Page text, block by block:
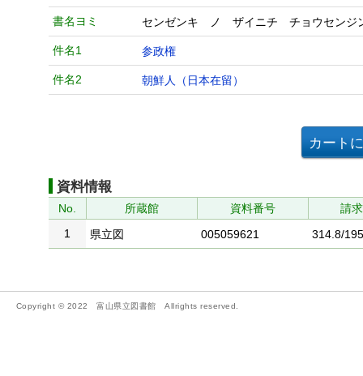
書名ヨミ センゼンキ ノ ザイニチ チョウセン
件名1 参政権
件名2 朝鮮人（日本在留）
資料情報
No. 所蔵館 資料番号
請
1
県立図 005059621 314.8/
Copyright © 2022 富山県立図書館 Allrights reserved.